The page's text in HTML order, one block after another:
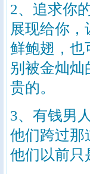
2、追求你
展现给你
鲜鲍翅，也
别被金灿灿
贵的。
3、有钱男
他们跨过那
他们以前只